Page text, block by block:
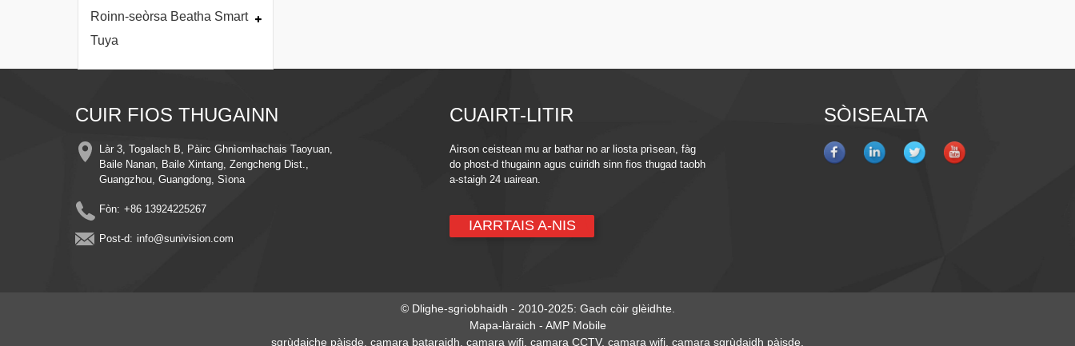
Roinn-seòrsa Beatha Smart
Tuya
CUIR FIOS THUGAINN
Làr 3, Togalach B, Pàirc Ghnìomhachais Taoyuan,
Baile Nanan, Baile Xintang, Zengcheng Dist.,
Guangzhou, Guangdong, Sìona
Fòn: +86 13924225267
Post-d: info@sunivision.com
CUAIRT-LITIR
Airson ceistean mu ar bathar no ar liosta prìsean, fàg
do phost-d thugainn agus cuiridh sinn fios thugad taobh
a-staigh 24 uairean.
IARRTAIS A-NIS
SÒISEALTA
© Dlighe-sgrìobhaidh - 2010-2025: Gach còir glèidhte.
Mapa-làraich - AMP Mobile
sgrùdaiche pàisde camara bataraidh camara wifi camara CCTV, camara wifi camara sgrùdaidh pàisde